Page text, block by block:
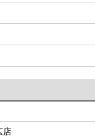
店